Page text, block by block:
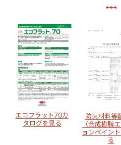
エコフラット70カ
タログを見る
防火材料等
（合成樹脂
ョンペイン
る